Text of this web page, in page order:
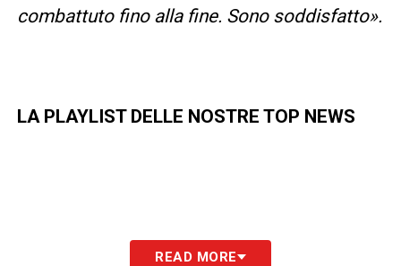
combattuto fino alla fine. Sono soddisfatto».
LA PLAYLIST DELLE NOSTRE TOP NEWS
READ MORE